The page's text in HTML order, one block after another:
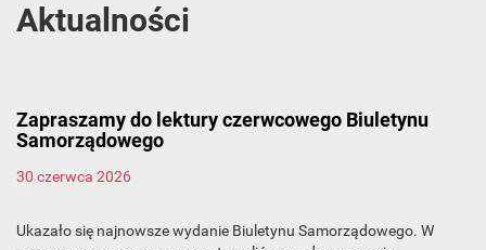
Aktualności
Zapraszamy do lektury czerwcowego Biuletynu
Samorządowego
30 czerwca 2026
Ukazało się najnowsze wydanie Biuletynu Samorządowego. W